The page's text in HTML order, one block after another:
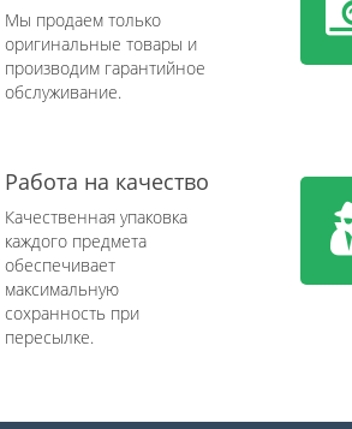
Мы продаем только
оригинальные товары и
производим гарантийное
обслуживание.
Работа на качество
Качественная упаковка
каждого предмета
обеспечивает
максимальную
сохранность при
пересылке.